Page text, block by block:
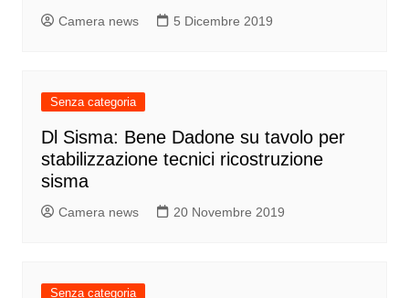
Camera news 5 Dicembre 2019
Senza categoria
Dl Sisma: Bene Dadone su tavolo per
stabilizzazione tecnici ricostruzione
sisma
Camera news 20 Novembre 2019
Senza categoria